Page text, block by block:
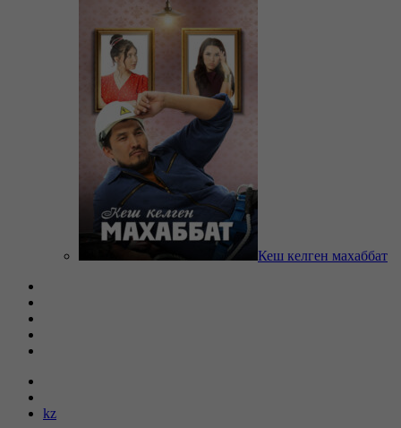
Кеш келген махаббат
kz